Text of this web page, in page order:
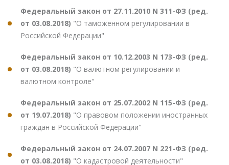
Федеральный закон от 27.11.2010 N 311-ФЗ (ред.
от 03.08.2018) "О таможенном регулировании в
Российской Федерации"
Федеральный закон от 10.12.2003 N 173-ФЗ (ред.
от 03.08.2018) "О валютном регулировании и
валютном контроле"
Федеральный закон от 25.07.2002 N 115-ФЗ (ред.
от 19.07.2018) "О правовом положении иностранных
граждан в Российской Федерации"
Федеральный закон от 24.07.2007 N 221-ФЗ (ред.
от 03.08.2018) "О кадастровой деятельности"